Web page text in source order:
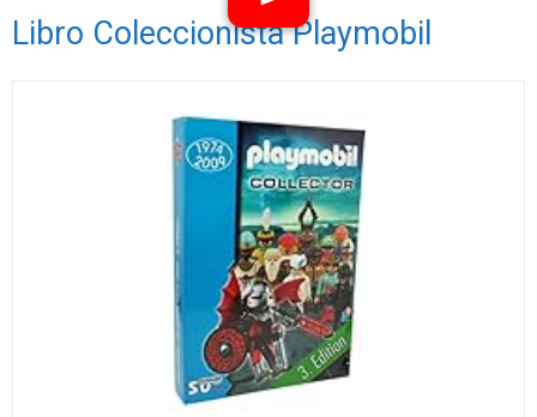
Libro Coleccionista Playmobil